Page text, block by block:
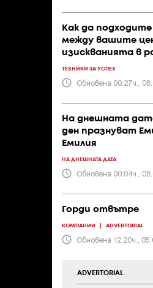
Как да
между вашите
изискванията в
ТЕХНИКИ ЗА УСПЕХ
Обновена 00:27ч.,
На днешната
ден празнуват
Емилия
НА ДНЕШНАТА ДАТА
Обновена 00:04ч.,
Горди отвътре
КОМПАНИИ ADVERTORIAL
Обновена 12:20ч.,
ADVERTORIAL